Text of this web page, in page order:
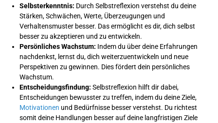
Selbsterkenntnis: Durch Selbstreflexion verstehst du deine
Stärken, Schwächen, Werte, Überzeugungen und
Verhaltensmuster besser. Das ermöglicht es dir, dich selbst
besser zu akzeptieren und zu entwickeln.
Persönliches Wachstum: Indem du über deine Erfahrungen
nachdenkst, lernst du, dich weiterzuentwickeln und neue
Perspektiven zu gewinnen. Dies fördert dein persönliches
Wachstum.
Entscheidungsfindung: Selbstreflexion hilft dir dabei,
Entscheidungen bewusster zu treffen, indem du deine Ziele,
Motivationen und Bedürfnisse besser verstehst. Du richtest
somit deine Handlungen besser auf deine langfristigen Ziele